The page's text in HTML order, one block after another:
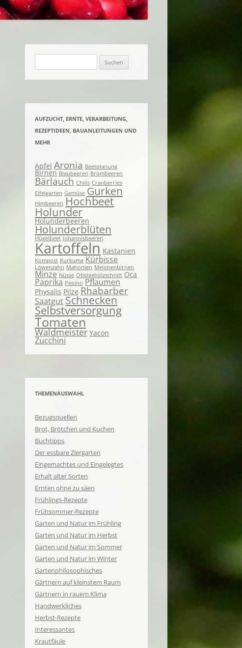
EINGEMACHTES UND EINGELEGTES
nach:
AUFZUCHT, ERNTE, VERARBEITUNG,
REZEPTIDEEN, BAUANLEITUNGEN UND
MEHR
Apfel Aronia Beetplanung
Birnen Blaubeeren Brombeeren
Bärlauch Chilis Cranberries
Eifelgarten Gemüse Gurken
Himbeeren Hochbeet
Holunder
Holunderbeeren
Holunderblüten
Hügelbeet Johannisbeeren
Kartoffeln Kastanien
Kompost Kurkuma Kürbisse
Löwenzahn Mahonien Melonenbirnen
Minze Nüsse Obstgehölzschnitt Oca
Paprika Pepino Pflaumen
Physalis Pilze Rhabarber
Saatgut Schnecken
Selbstversorgung
Tomaten
Waldmeister Yacon
Zucchini
THEMENAUSWAHL
Bezugsquellen
Brot, Brötchen und Kuchen
Buchtipps
Der essbare Ziergarten
Eingemachtes und Eingelegtes
Erhalt alter Sorten
Ernten ohne zu säen
Frühlings-Rezepte
Frühsommer-Rezepte
Garten und Natur im Frühling
Garten und Natur im Herbst
Garten und Natur im Sommer
Garten und Natur im Winter
Gartenphilosophisches
Gärtnern auf kleinstem Raum
Gärtnern in rauem Klima
Handwerkliches
Herbst-Rezepte
Interessantes
Krautfäule